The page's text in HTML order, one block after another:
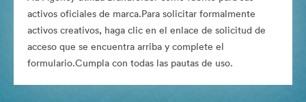
activos oficiales de marca.Para solicitar formalmente
activos creativos, haga clic en el enlace de solicitud de
acceso que se encuentra arriba y complete el
formulario.Cumpla con todas las pautas de uso.